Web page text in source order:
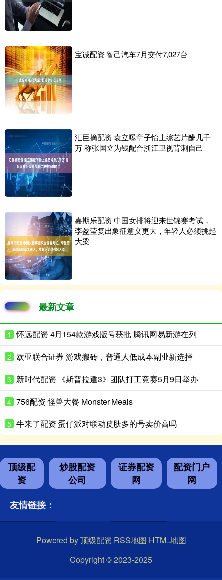
宝诚配资 智己汽车7月交付7,027台
汇巨摘配资 袁立曝章子怡上综艺片酬几千
万 称张国立为钱配合浙江卫视背刺自己
嘉期乐配资 中国女排将迎来世锦赛考试，
李盈莹复出象征意义更大，年轻人必须挑起
大梁
最新文章
1 怀远配资 4月154款游戏版号获批 腾讯网易新游在列
2 欧亚联合证券 游戏搬砖，普通人低成本副业新选择
3 新时代配资 《斯普拉遁3》团队打工竞赛5月9日举办
4 756配资 怪兽大餐 Monster Meals
5 牛来了配资 蛋仔派对联动皮肤多的号卖价高吗
顶级配
资
炒股配资
公司
证券配资
网
配资门户
网
友情链接：
Powered by顶级配资 RSS地图 HTML地图
Copyright© 2023-2025